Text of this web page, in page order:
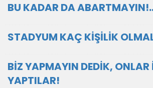
BU KADAR DA
STADYUM KAÇ KİŞİLİK
BİZ YAPMAYIN DEDİK,
YAPTILAR!